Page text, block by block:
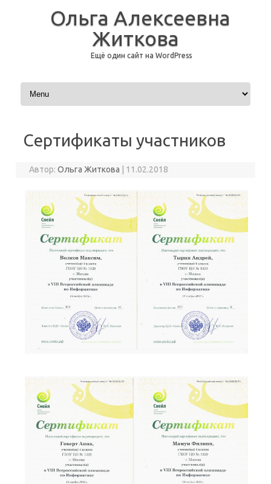
Ольга Алексеевна
Житкова
Ещё один сайт на WordPress
Перейти к содержимому
Сертификаты участников
Автор:Ольга Житкова 11.02.2018